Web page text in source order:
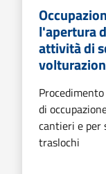
l'apertura
attività di
di
cantieri e per
traslochi